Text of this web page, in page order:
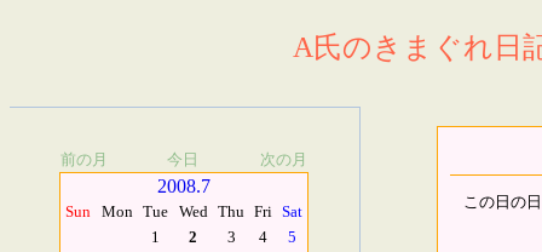
A氏のきまぐれ日
前の月 今日 次の月
2008.7
Sun Mon Tue Wed Thu Fri Sat
1
2 3 4
5
この日の